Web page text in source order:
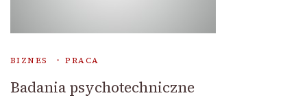
BIZNES PRACA
Badania psychotechniczne